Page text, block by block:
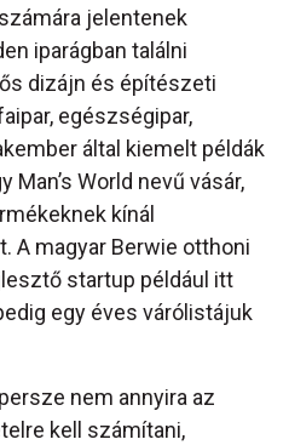
jelentenek
iparágban találni
dizájn és építészeti
egészségipar,
által kiemelt példák
Man’s World nevű vásár,
kínál
A magyar Berwie otthoni
startup például itt
egy éves várólistájuk
nem annyira az
kell számítani,